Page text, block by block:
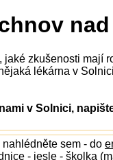
jaké zkušenosti mají
lékárna v
v Solnici,
nahlédněte sem - do
- jesle - školka